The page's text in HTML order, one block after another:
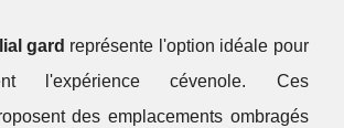
gard représente l'option idéale pour
l'expérience cévenole. Ces
des emplacements ombragés